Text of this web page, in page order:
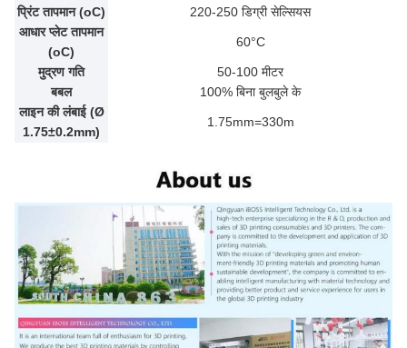
प्रिंट तापमान (oC)
220-250 डिग्री सेल्सियस
आधार प्लेट तापमान
(oC)
60°C
मुद्रण गति
50-100 मीटर
बबल
100% बिना बुलबुले के
लाइन की लंबाई (Ø
1.75±0.2mm)
1.75mm=330m